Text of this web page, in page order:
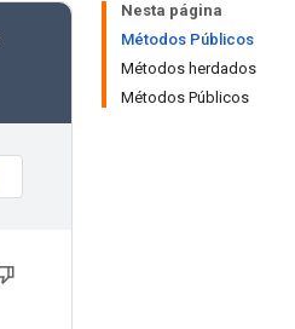
Nesta página
Métodos Públicos
Métodos herdados
Métodos Públicos